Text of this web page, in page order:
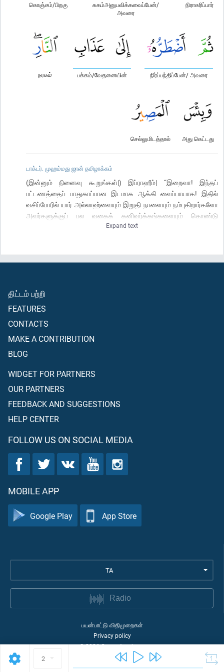
2
நிராகரிப்பார்
சுகம்அனுபவிக்கவைப்பேன்/
அவரை
கொஞ்சம்/பிறகு
நிர்ப்பந்திப்பேன்/ அவரை
பக்கம்/வேதனையின்
நரகம்
அது கெட்டது
செல்லுமிடத்தால்
டாக்டர். முஹம்மது ஜான் தமிழாக்கம்
(இன்னும் நினைவு கூறுங்கள்|) இப்ராஹீம்| “இறைவா! இந்தப்
பட்டணத்தைப் பாதுகாப்பான இடமாக ஆக்கி வைப்பாயாக! இதில்
வசிப்போரில் யார் அல்லாஹ்வையும் இறுதி நாளையும் நம்புகிறார்களோ
அவர்களுக்குப் பல வகைக் கனிவர்க்கங்களையும் கொண்டு
உணவளிப்பாயாக” என்று கூறினார்; அதற்கு இறைவன் கூறினான்|
Expand text
திட்டம் பற்றி
FEATURES
CONTACTS
MAKE A CONTRIBUTION
BLOG
WIDGET FOR PARTNERS
OUR PARTNERS
FEEDBACK AND SUGGESTIONS
HELP CENTER
FOLLOW US ON SOCIAL MEDIA
MOBILE APP
Google Play App Store
TA
Radio
பயன்பாட்டு விதிமுறைகள்
Privacy policy
©2026Quran Academy